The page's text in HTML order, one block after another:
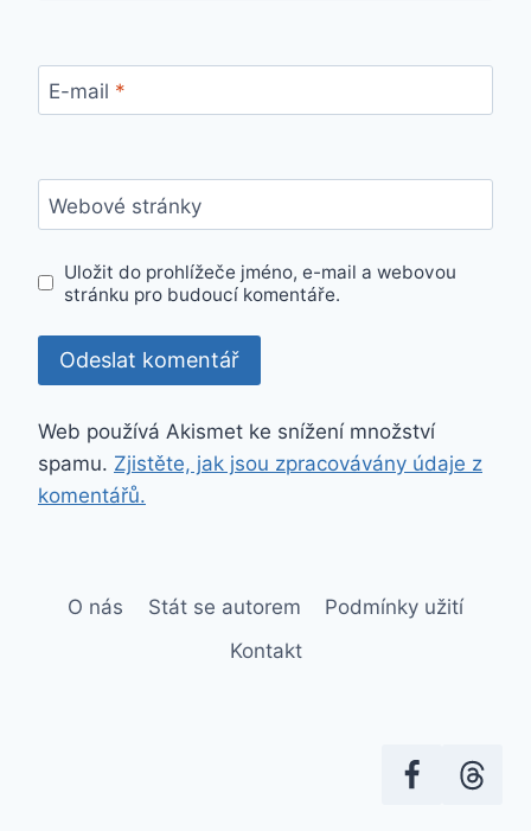
E-mail *
Webové stránky
Uložit do prohlížeče jméno, e-mail a webovou
stránku pro budoucí komentáře.
Web používá Akismet ke snížení množství
spamu. Zjistěte, jak jsou zpracovávány údaje z
komentářů.
O nás Stát se autorem
Podmínky užití
Kontakt